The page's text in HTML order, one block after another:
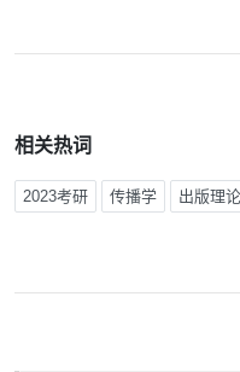
相关热词
2023考研 传播学 出版理论